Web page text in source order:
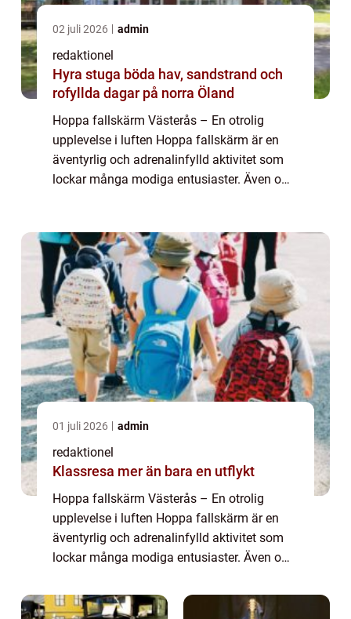
02 juli 2026 admin
redaktionel
Hyra stuga böda hav, sandstrand och
rofyllda dagar på norra Öland
Hoppa fallskärm Västerås – En otrolig
upplevelse i luften Hoppa fallskärm är en
äventyrlig och adrenalinfylld aktivitet som
lockar många modiga entusiaster. Även om
01 juli 2026 admin
redaktionel
Klassresa mer än bara en utflykt
Hoppa fallskärm Västerås – En otrolig
upplevelse i luften Hoppa fallskärm är en
äventyrlig och adrenalinfylld aktivitet som
lockar många modiga entusiaster. Även om
där man kan prova på detta spännande ...